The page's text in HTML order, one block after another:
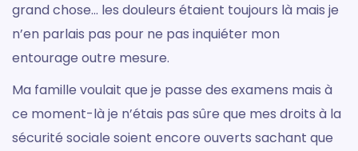
grand chose… les douleurs étaient toujours là mais je
n’en parlais pas pour ne pas inquiéter mon
entourage outre mesure.
Ma famille voulait que je passe des examens mais à
ce moment-là je n’étais pas sûre que mes droits à la
sécurité sociale soient encore ouverts sachant que